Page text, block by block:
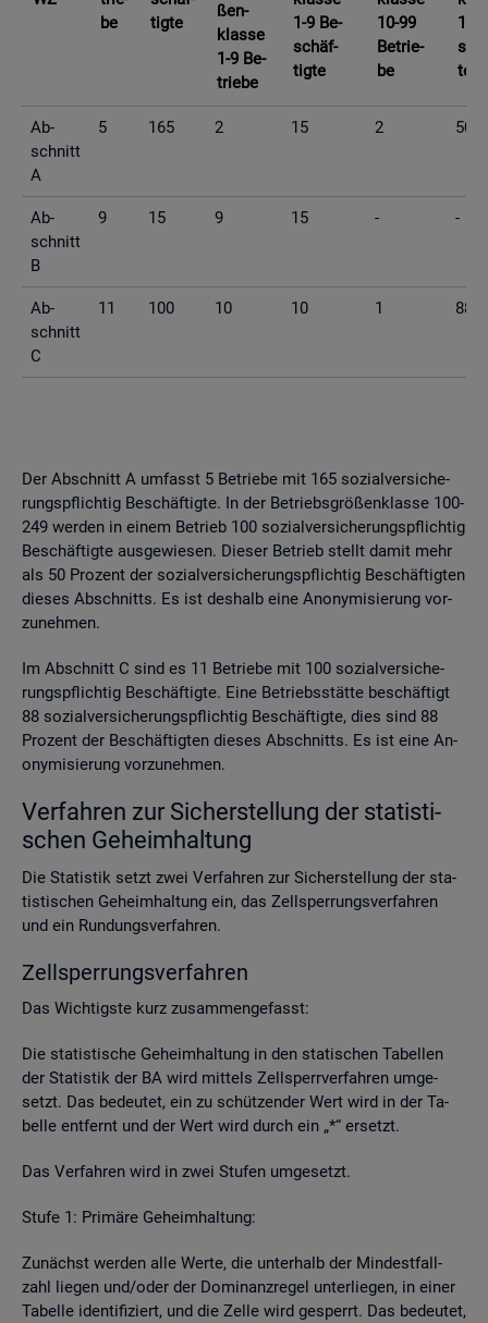
be
tig­te
ßen­
klas­se
1-9 Be­
trie­be
1-9 Be­
schäf­
tig­te
10-99
Be­trie­
be
10-
te
Ab­
schnitt
A
5 165 2 15 2 50
Ab­
schnitt
B
9 15 9 15 - -
Ab­
schnitt
C
11 100 10 10 1 88
Der Ab­schnitt A um­fasst 5 Be­trie­be mit 165 so­zi­al­ver­si­che­
rungs­pflich­tig Be­schäf­tig­te. In der Be­triebs­grö­ßen­klas­se 100-
249 wer­den in einem Be­trieb 100 so­zi­al­ver­si­che­rungs­pflich­tig
Be­schäf­tig­te aus­ge­wie­sen. Die­ser Be­trieb stellt damit mehr
als 50 Pro­zent der so­zi­al­ver­si­che­rungs­pflich­tig Be­schäf­tig­ten
die­ses Ab­schnitts. Es ist des­halb eine An­ony­mi­sie­rung vor­
zu­neh­men.
Im Ab­schnitt C sind es 11 Be­trie­be mit 100 so­zi­al­ver­si­che­
rungs­pflich­tig Be­schäf­tig­te. Eine Be­triebs­stät­te be­schäf­tigt
88 so­zi­al­ver­si­che­rungs­pflich­tig Be­schäf­tig­te, dies sind 88
Pro­zent der Be­schäf­tig­ten die­ses Ab­schnitts. Es ist eine An­
ony­mi­sie­rung vor­zu­neh­men.
Ver­fah­ren zur Si­cher­stel­lung der sta­tis­ti­
schen Ge­heim­hal­tung
Die Sta­tis­tik setzt zwei Ver­fah­ren zur Si­cher­stel­lung der sta­
tis­ti­schen Ge­heim­hal­tung ein, das Zell­sper­rungs­ver­fah­ren
und ein Run­dungs­ver­fah­ren.
Zell­sper­rungs­ver­fah­ren
Das Wich­tigs­te kurz zu­sam­men­ge­fasst:
Die sta­tis­ti­sche Ge­heim­hal­tung in den sta­ti­schen Ta­bel­len
der Sta­tis­tik der BA wird mit­tels Zell­sperr­ver­fah­ren um­ge­
setzt. Das be­deu­tet, ein zu schüt­zen­der Wert wird in der Ta­
bel­le ent­fernt und der Wert wird durch ein „*“ er­setzt.
Das Ver­fah­ren wird in zwei Stu­fen um­ge­setzt.
Stufe 1: Pri­mä­re Ge­heim­hal­tung:
Zu­nächst wer­den alle Werte, die un­ter­halb der Min­dest­fall­
zahl lie­gen und/oder der Do­mi­nanz­re­gel un­ter­lie­gen, in einer
Ta­bel­le iden­ti­fi­ziert, und die Zelle wird ge­sperrt. Das be­deu­tet,